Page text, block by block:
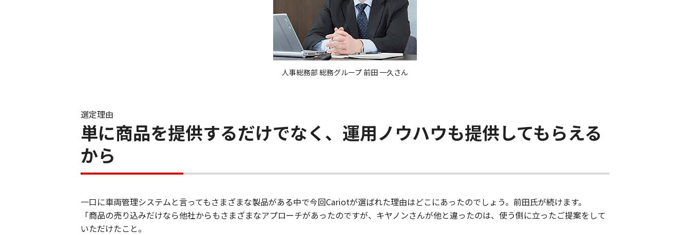
人事総務部 総務グループ 前田 一久さん
選定理由
単に商品を提供するだけでなく、運用ノウハウも提供してもらえる
から
一口に車両管理システムと言ってもさまざまな製品がある中で今回Cariotが選ばれた理由はどこにあったのでしょう。前田氏が続けます。
「商品の売り込みだけなら他社からもさまざまなアプローチがあったのですが、キヤノンさんが他と違ったのは、使う側に立ったご提案をして
いただけたこと。